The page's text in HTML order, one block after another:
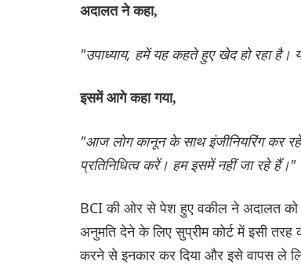
अदालत ने कहा,
"उपाध्याय, हमें यह कहते हुए खेद हो रहा है।
इसमें आगे कहा गया,
"आज लोग कानून के साथ इंजीनियरिंग कर
प्रतिनिधित्व करें। हम इसमें नहीं जा रहे हैं।"
BCI की ओर से पेश हुए वकील ने अदालत को
अनुमति देने के लिए सुप्रीम कोर्ट में इसी तरह
करने से इनकार कर दिया और इसे वापस ले